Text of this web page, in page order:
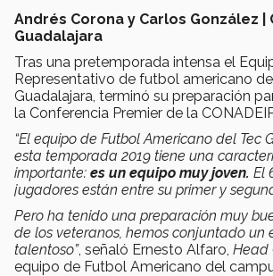
Andrés Corona y Carlos González |
Guadalajara
Tras una pretemporada intensa el
Representativo de futbol americano
Guadalajara, terminó su preparación
la Conferencia Premier de la
“El equipo de Futbol Americano del Tec
esta temporada 2019 tiene una
importante: es un equipo muy joven. El
jugadores están entre su primer y
Pero ha tenido una preparación muy
de los veteranos, hemos conjuntado un
talentoso”, señaló Ernesto Alfaro, Head
equipo de Futbol Americano del